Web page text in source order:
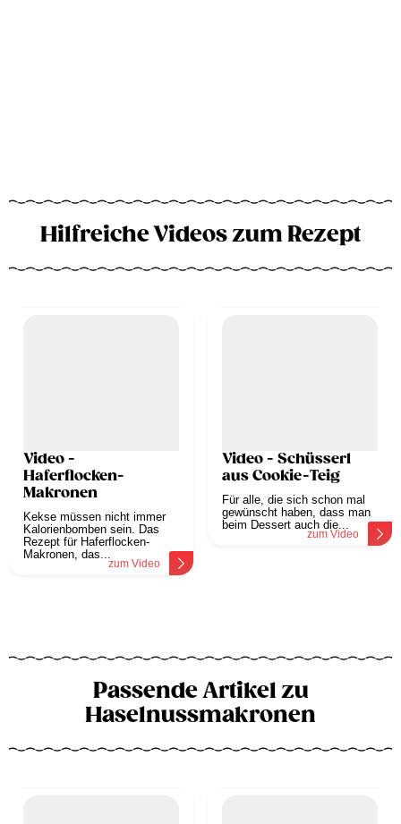
Hilfreiche Videos zum Rezept
Video -
Haferflocken-
Makronen
Kekse müssen nicht immer
Kalorienbomben sein. Das
Rezept für Haferflocken-
Makronen, das...
zum Video
Video - Schüsserl
aus Cookie-Teig
Für alle, die sich schon mal
gewünscht haben, dass man
beim Dessert auch die...
zum Video
Passende Artikel zu
Haselnussmakronen